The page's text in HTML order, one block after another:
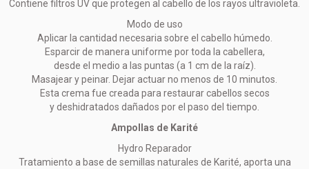
Contiene filtros UV que protegen al cabello de los rayos ultravioleta.
Modo de uso
Aplicar la cantidad necesaria sobre el cabello húmedo.
Esparcir de manera uniforme por toda la cabellera,
desde el medio a las puntas (a 1 cm de la raíz).
Masajear y peinar. Dejar actuar no menos de 10 minutos.
Esta crema fue creada para restaurar cabellos secos
y deshidratados dañados por el paso del tiempo.
Ampollas de Karité
Hydro Reparador
Tratamiento a base de semillas naturales de Karité, aporta una